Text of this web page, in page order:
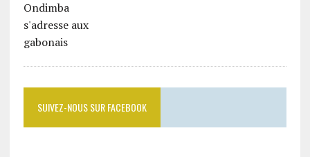
SUIVEZ-NOUS SUR FACEBOOK